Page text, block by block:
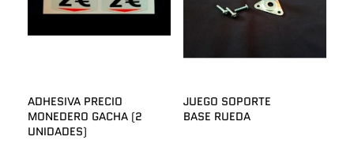
ADHESIVA PRECIO
MONEDERO GACHA (2
UNIDADES)
JUEGO SOPORTE
BASE RUEDA